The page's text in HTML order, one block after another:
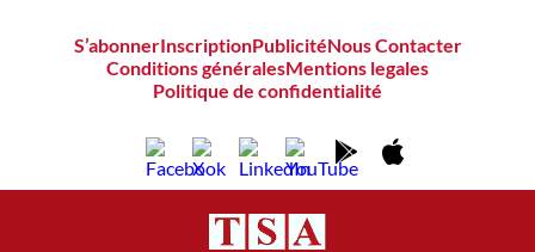
S’abonnerInscriptionPublicitéNous Contacter
Conditions généralesMentions legales
Politique de confidentialité